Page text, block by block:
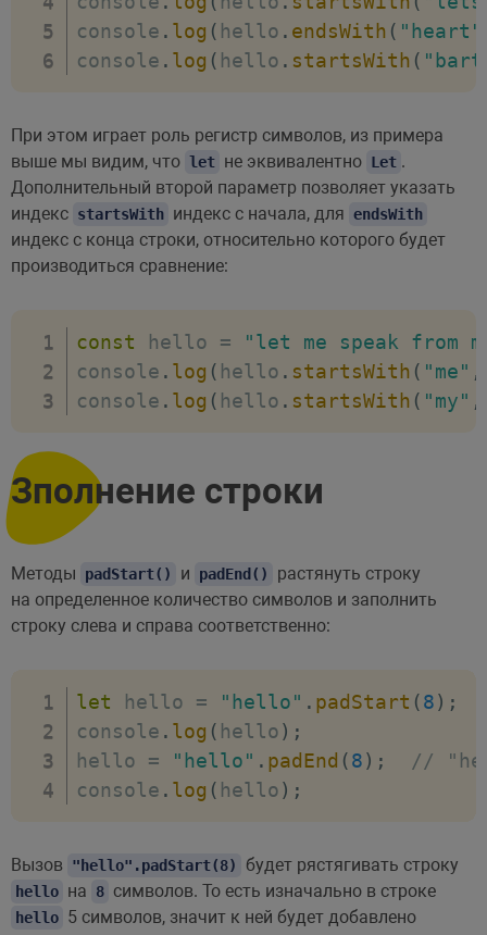
console . log ( hello . endsWith ( "heart"
console . log ( hello . startsWith (
При этом играет роль регистр символов, из примера
выше мы видим, что let не эквивалентно Let .
Дополнительный второй параметр позволяет указать
индекс startsWith индекс с начала, для endsWith
индекс с конца строки, относительно которого будет
производиться сравнение:
const hello =
"let me speak from
console . log ( hello . startsWith ( "me" ,
console . log ( hello . startsWith ( "my" ,
Зполнение строки
Методы padStart() и padEnd()
растянуть строку
на определенное количество символов и заполнить
строку слева и справа соответственно:
let hello = "hello" . padStart (8) ;
console . log ( hello) ;
hello = "hello" . padEnd (8) ;
//
console . log ( hello) ;
Вызов "hello".padStart(8) будет рястягивать строку
hello на 8 символов. То есть изначально в строке
hello 5 символов, значит к ней будет добавлено